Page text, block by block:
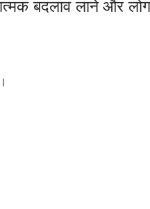
बदलाव लाने और लोगों